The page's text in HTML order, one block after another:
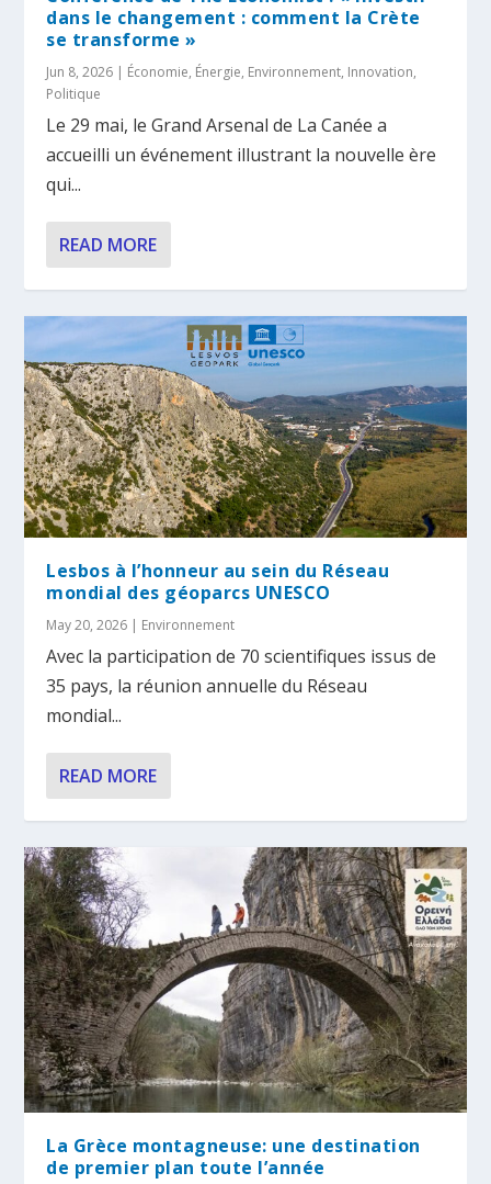
dans le changement : comment la Crète
se transforme »
Jun 8, 2026 | Économie, Énergie, Environnement, Innovation,
Politique
Le 29 mai, le Grand Arsenal de La Canée a
accueilli un événement illustrant la nouvelle ère
qui...
READ MORE
Lesbos à l’honneur au sein du Réseau
mondial des géoparcs UNESCO
May 20, 2026 | Environnement
Avec la participation de 70 scientifiques issus de
35 pays, la réunion annuelle du Réseau
mondial...
READ MORE
La Grèce montagneuse: une destination
de premier plan toute l’année